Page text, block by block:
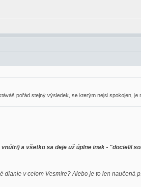
pořád stejný výsledek, se kterým nejsi spokojen, je
a všetko sa deje už úplne inak - "docielil
v celom Vesmíre? Alebo je to len naučená